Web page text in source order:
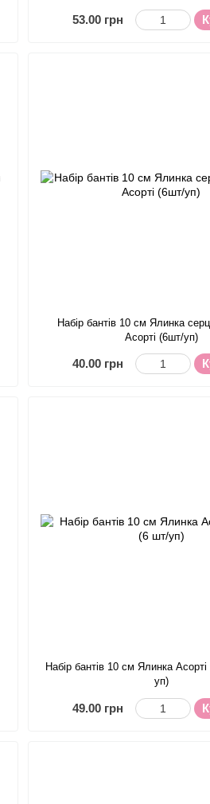
53.00 грн
Набір бантів 10 см Ялинка
Асорті (6шт/уп)
40.00 грн
Набір бантів 10 см Ялинка
уп)
49.00 грн